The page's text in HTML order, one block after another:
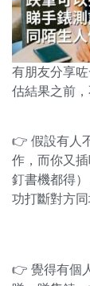
有朋友分享
估結果之前，
👉 假設有人
作，而你又
釘書機都得
功打斷對方同
👉 覺得有個